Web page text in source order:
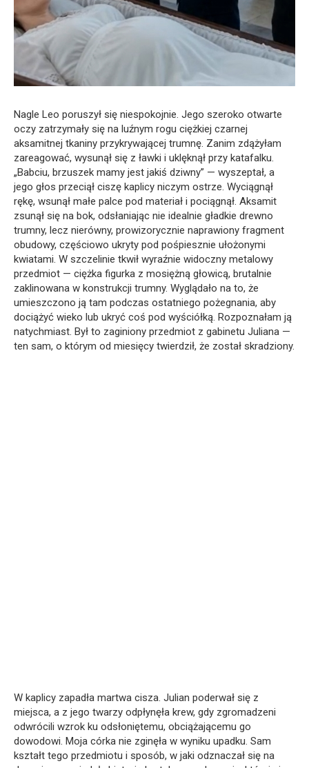
Nagle Leo poruszył się niespokojnie. Jego szeroko otwarte
oczy zatrzymały się na luźnym rogu ciężkiej czarnej
aksamitnej tkaniny przykrywającej trumnę. Zanim zdążyłam
zareagować, wysunął się z ławki i uklęknął przy katafalku.
„Babciu, brzuszek mamy jest jakiś dziwny” — wyszeptał, a
jego głos przeciął ciszę kaplicy niczym ostrze. Wyciągnął
rękę, wsunął małe palce pod materiał i pociągnął. Aksamit
zsunął się na bok, odsłaniając nie idealnie gładkie drewno
trumny, lecz nierówny, prowizorycznie naprawiony fragment
obudowy, częściowo ukryty pod pośpiesznie ułożonymi
kwiatami. W szczelinie tkwił wyraźnie widoczny metalowy
przedmiot — ciężka figurka z mosiężną głowicą, brutalnie
zaklinowana w konstrukcji trumny. Wyglądało na to, że
umieszczono ją tam podczas ostatniego pożegnania, aby
dociążyć wieko lub ukryć coś pod wyściółką. Rozpoznałam ją
natychmiast. Był to zaginiony przedmiot z gabinetu Juliana —
ten sam, o którym od miesięcy twierdził, że został skradziony.
W kaplicy zapadła martwa cisza. Julian poderwał się z
miejsca, a z jego twarzy odpłynęła krew, gdy zgromadzeni
odwrócili wzrok ku odsłoniętemu, obciążającemu go
dowodowi. Moja córka nie zginęła w wyniku upadku. Sam
kształt tego przedmiotu i sposób, w jaki odznaczał się na